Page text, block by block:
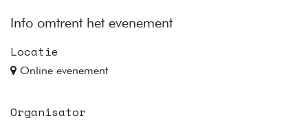
Info omtrent het evenement
Locatie
Online evenement
Organisator